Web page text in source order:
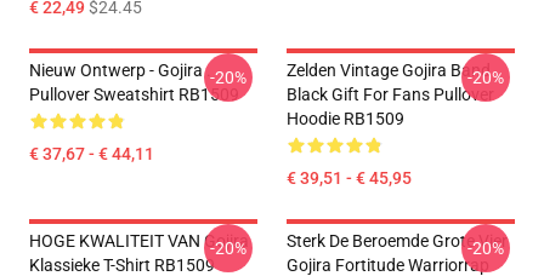
€ 22,49$24.45
Nieuw Ontwerp - Gojira .
Pullover Sweatshirt RB1509
€ 37,67 - € 44,11
-20%
Zelden Vintage Gojira Band
Black Gift For Fans Pullover
Hoodie RB1509
€ 39,51 - € 45,95
-20%
HOGE KWALITEIT VAN Gojira
Klassieke T-Shirt RB1509
-20%
Sterk De Beroemde Grote Vier
Gojira Fortitude Warriorrap
-20%